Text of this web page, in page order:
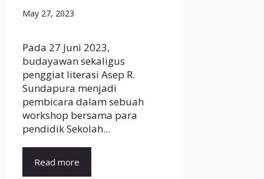
May 27, 2023
Pada 27 Juni 2023,
budayawan sekaligus
penggiat literasi Asep R.
Sundapura menjadi
pembicara dalam sebuah
workshop bersama para
pendidik Sekolah...
Read more